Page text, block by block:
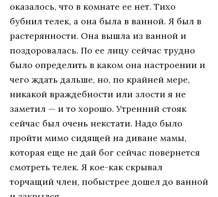
оказалось, что в комнате ее нет. Тихо
бубнил телек, а она была в ванной. Я был в
растерянности. Она вышла из ванной и
поздоровалась. По ее лицу сейчас трудно
было определить в каком она настроении и
чего ждать дальше, но, по крайней мере,
никакой враждебности или злости я не
заметил — и то хорошо. Утренний стояк
сейчас был очень некстати. Надо было
пройти мимо сидящей на диване мамы,
которая еще не дай бог сейчас повернется
смотреть телек. Я кое-как скрывал
торчащий член, побыстрее дошел до ванной